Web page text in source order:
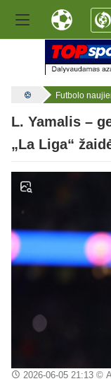
Futbolo
L. Yamalis –
„La Liga“
2026-06-05 21:13©